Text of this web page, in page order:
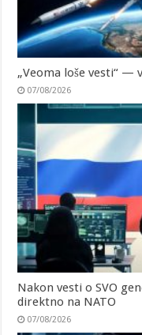
„Veoma loše vesti“ —
07/08/2026
Nakon vesti o SVO
direktno na NATO
07/08/2026